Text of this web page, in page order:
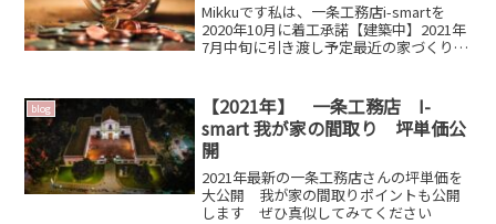
Mikkuです私は、一条工務店i-smartを
2020年10月に着工承諾【建築中】2021年
7月中旬に引き渡し予定最近の家づくり情
必要となってくる住宅ローン稀にローン
なしで買...
blog
【2021年】 一条工務店 I-
smart 我が家の間取り 坪単価公
開
2021年最新の一条工務店さんの坪単価を
大公開 我が家の間取りポイントも公開
します ぜひ真似してみてください